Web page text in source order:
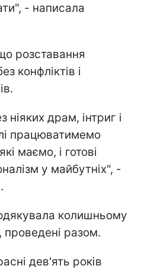
- написала
розставання
конфліктів і
драм, інтриг і
працюватимемо
маємо, і готові
у майбутніх", -
колишньому
проведені разом.
дев'ять років